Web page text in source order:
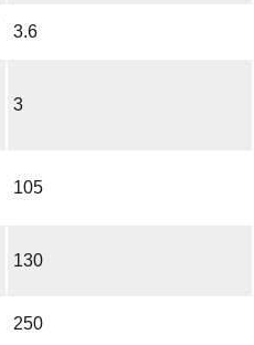
3.6
3
105
130
250